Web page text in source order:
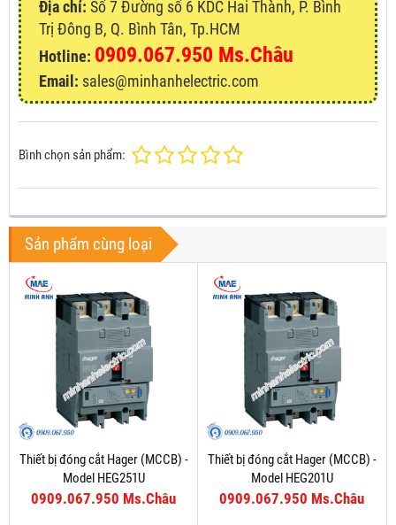
Địa chỉ: Số 7 Đường số 6 KDC Hai Thành, P. Bình
Trị Đông B, Q. Bình Tân, Tp.HCM
Hotline: 0909.067.950 Ms.Châu
Email: sales@minhanhelectric.com
Bình chọn sản phẩm:
Sản phẩm cùng loại
Thiết bị đóng cắt Hager (MCCB) -
Model HEG251U
0909.067.950 Ms.Châu
Thiết bị đóng cắt Hager (MCCB) -
Model HEG201U
0909.067.950 Ms.Châu